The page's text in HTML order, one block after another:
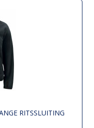
RITSSLUITING